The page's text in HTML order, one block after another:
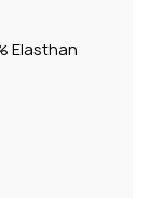
Elasthan